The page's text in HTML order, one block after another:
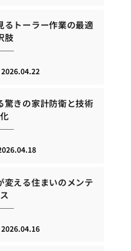
るトーラー作業の最適
肢
2026.04.22
驚きの家計防衛と技術
変える住まいのメンテ
2026.04.16